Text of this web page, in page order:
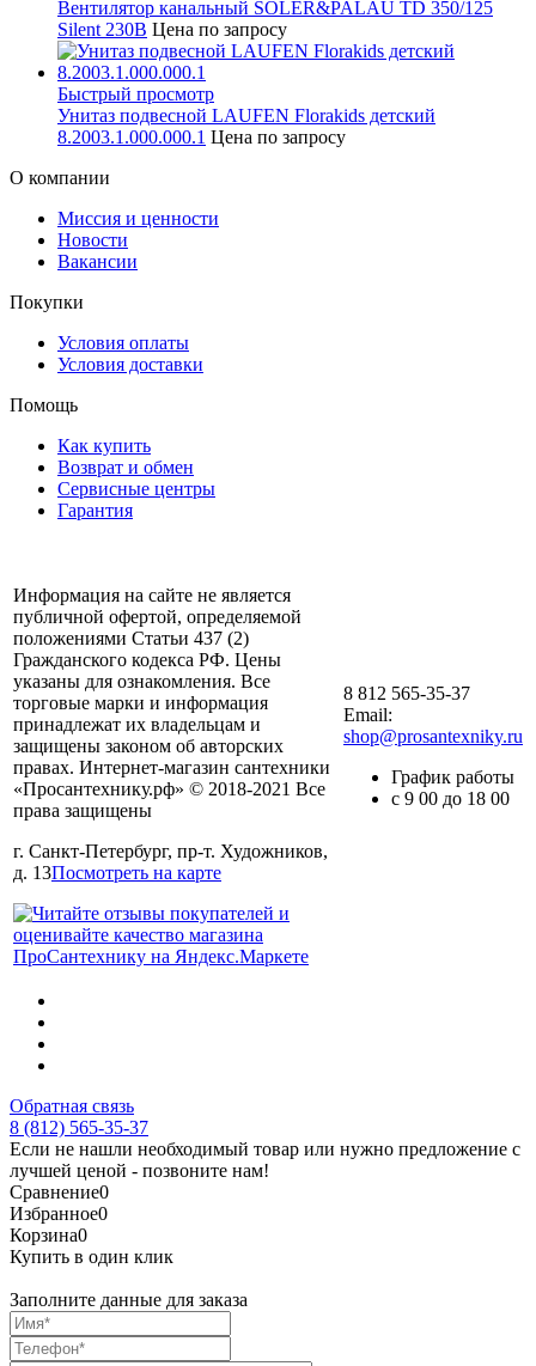
Вентилятор канальный SOLER&PALAU TD 350/125
Silent 230В Цена по запросу
Быстрый просмотр
Унитаз подвесной LAUFEN Florakids детский
8.2003.1.000.000.1 Цена по запросу
О компании
Миссия и ценности
Новости
Вакансии
Покупки
Условия оплаты
Условия доставки
Помощь
Как купить
Возврат и обмен
Сервисные центры
Гарантия
Информация на сайте не является
публичной офертой, определяемой
положениями Статьи 437 (2)
Гражданского кодекса РФ. Цены
указаны для ознакомления. Все
торговые марки и информация
принадлежат их владельцам и
защищены законом об авторских
правах. Интернет-магазин сантехники
«Просантехнику.рф» © 2018-2021 Все
права защищены
г. Санкт-Петербург, пр-т. Художников,
д. 13Посмотреть на карте
8 812 565-35-37
Email:
shop@prosantexniky.ru
График работы
с 9 00 до 18 00
Обратная связь
8 (812) 565-35-37
Если не нашли необходимый товар или нужно предложение с
лучшей ценой - позвоните нам!
Сравнение0
Избранное0
Корзина0
Купить в один клик
Заполните данные для заказа